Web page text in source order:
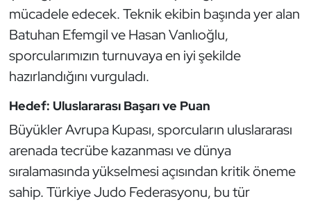
mücadele edecek. Teknik ekibin başında yer alan
Batuhan Efemgil ve Hasan Vanlıoğlu,
sporcularımızın turnuvaya en iyi şekilde
hazırlandığını vurguladı.
Hedef: Uluslararası Başarı ve Puan
Büyükler Avrupa Kupası, sporcuların uluslararası
arenada tecrübe kazanması ve dünya
sıralamasında yükselmesi açısından kritik öneme
sahip. Türkiye Judo Federasyonu, bu tür
Masa Tenisi
Modern Pentatlon
Motor Sporları
Muay Thai
Okçuluk
Optimist